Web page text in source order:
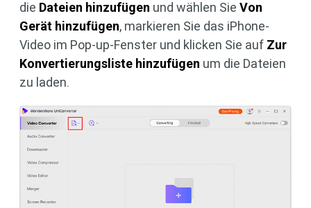
die Dateien hinzufügen und wählen Sie Von
Gerät hinzufügen, markieren Sie das iPhone-
Video im Pop-up-Fenster und klicken Sie auf Zur
Konvertierungsliste hinzufügen um die Dateien
zu laden.